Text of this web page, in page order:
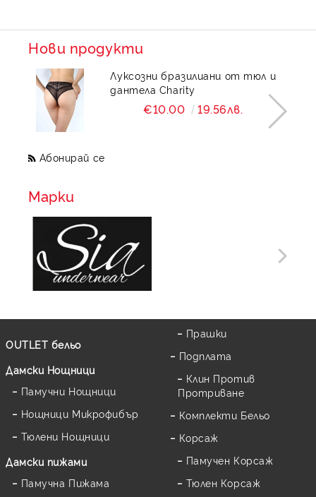
Нови продукти
Луксозни бразилиани от тюл и
дантела Charity
€10.00 19.56лв.
Абонирай се
Марки
OUTLET бельо
Дамски Нощници
Памучни Нощници
Нощници Микрофибър
Тюлени Нощници
Дамски пижами
Памучна Пижама
Прашки
Подплата
Клин Против
Протриване
Комплекти Бельо
Корсаж
Памучен Корсаж
Тюлен Корсаж